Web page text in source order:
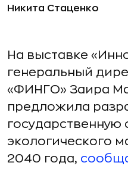
Никита Стаценко
На выставке
генеральный
«ФИНГО» Заира
предложила
государственную
экологического
2040 года,